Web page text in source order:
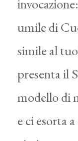
umile di
simile al
presenta il
modello di
e ci esorta